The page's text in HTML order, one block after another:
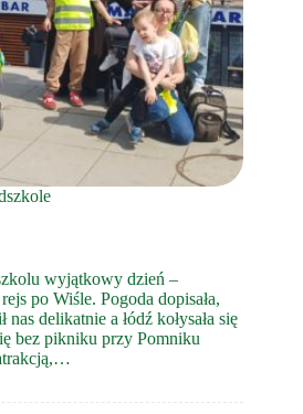
wyjątkowy dzień –
po Wiśle. Pogoda dopisała,
delikatnie a łódź kołysała się
bez pikniku przy Pomniku